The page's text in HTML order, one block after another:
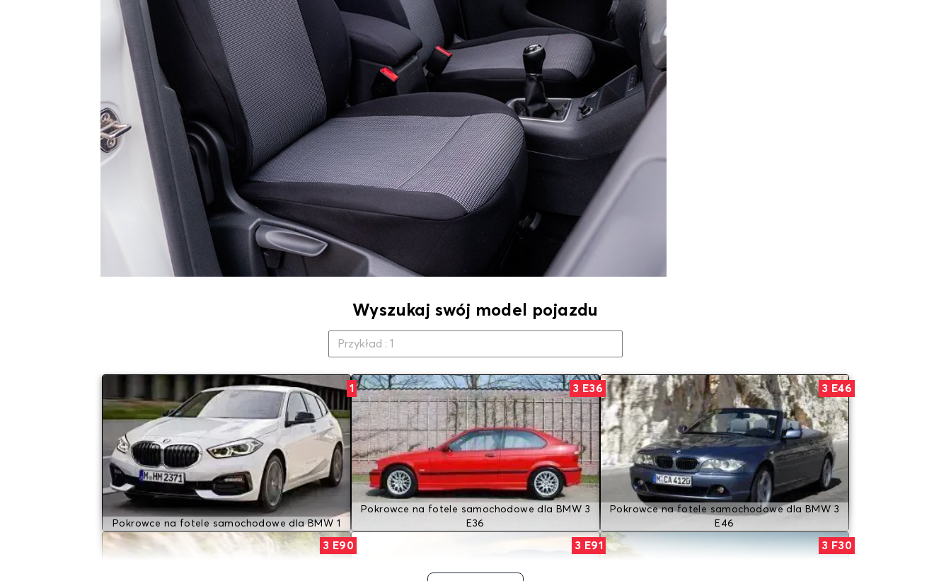
Wyszukaj swój model pojazdu
1
Pokrowce na fotele samochodowe dla BMW 1
3 E36
Pokrowce na fotele samochodowe dla BMW 3
E36
3 E46
Pokrowce na fotele samochodowe dla BMW 3
E46
3 E90 3 E91 3 F30